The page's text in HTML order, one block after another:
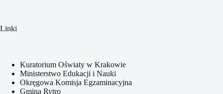
Linki
Kuratorium Oświaty w Krakowie
Ministerstwo Edukacji i Nauki
Okręgowa Komisja Egzaminacyjna
Gmina Rytro